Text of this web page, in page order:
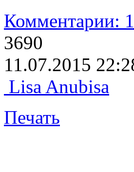
Комментарии: 1
3690
11.07.2015
Lisa Anubisa
Печать